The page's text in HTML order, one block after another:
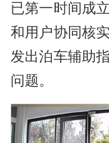
已第一时间成
和用户协同核
发出泊车辅助
问题。